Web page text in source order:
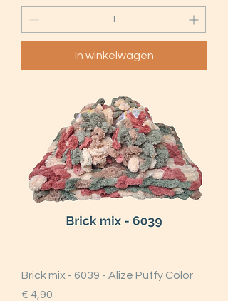
In winkelwagen
Brick mix - 6039 - Alize Puffy Color
Prijs
€ 4,90